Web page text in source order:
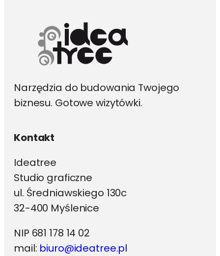
Narzędzia do budowania Twojego
biznesu. Gotowe wizytówki.
Kontakt
Ideatree
Studio graficzne
ul. Średniawskiego 130c
32-400 Myślenice
NIP 681 178 14 02
mail: biuro@ideatree.pl